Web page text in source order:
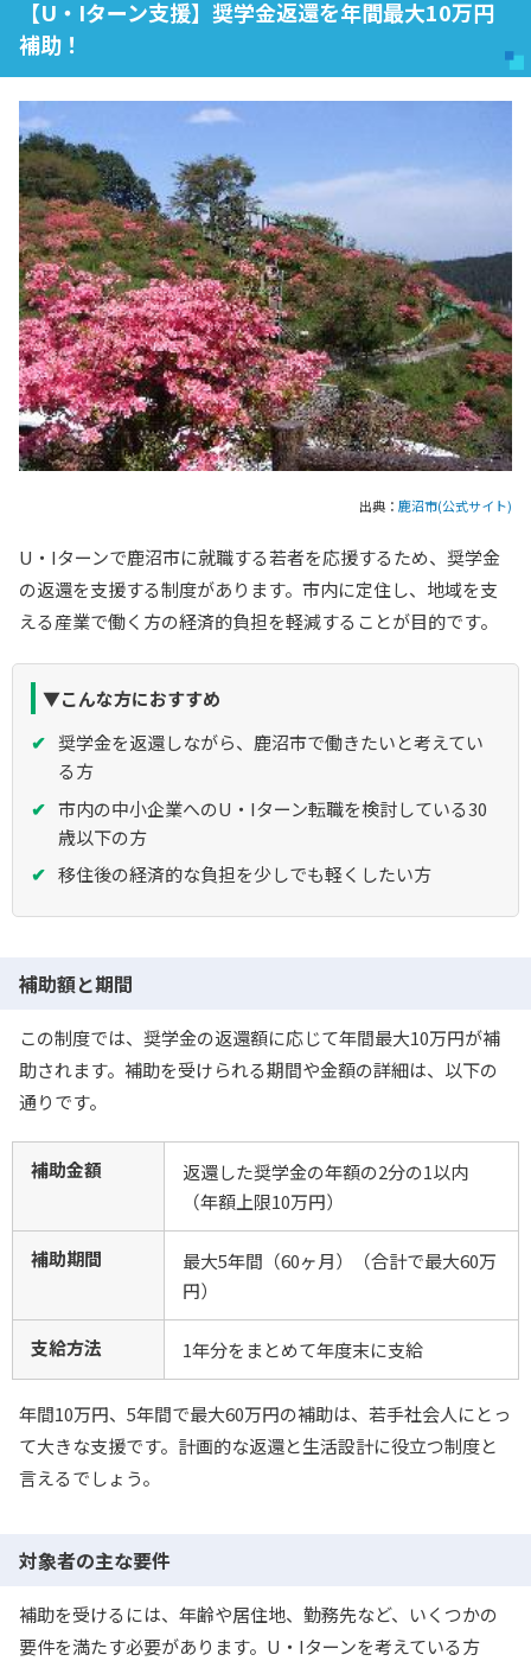
【U・Iターン支援】奨学金返還を年間最大10万円
補助！
出典： 鹿沼市(公式サイト)
U・Iターンで鹿沼市に就職する若者を応援するため、奨学金
の返還を支援する制度があります。市内に定住し、地域を支
える産業で働く方の経済的負担を軽減することが目的です。
▼こんな方におすすめ
奨学金を返還しながら、鹿沼市で働きたいと考えてい
る方
市内の中小企業へのU・Iターン転職を検討している30
歳以下の方
移住後の経済的な負担を少しでも軽くしたい方
補助額と期間
この制度では、奨学金の返還額に応じて年間最大10万円が補
助されます。補助を受けられる期間や金額の詳細は、以下の
通りです。
補助金額
返還した奨学金の年額の2分の1以内
（年額上限10万円）
補助期間
最大5年間（60ヶ月）（合計で最大60万
円）
支給方法 1年分をまとめて年度末に支給
年間10万円、5年間で最大60万円の補助は、若手社会人にとっ
て大きな支援です。計画的な返還と生活設計に役立つ制度と
言えるでしょう。
対象者の主な要件
補助を受けるには、年齢や居住地、勤務先など、いくつかの
要件を満たす必要があります。U・Iターンを考えている方